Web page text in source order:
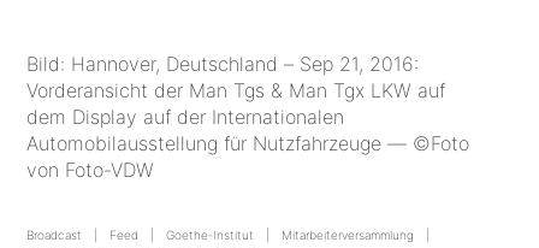
Bild: Hannover, Deutschland – Sep 21, 2016:
Vorderansicht der Man Tgs & Man Tgx LKW auf
dem Display auf der Internationalen
Automobilausstellung für Nutzfahrzeuge — ©Foto
von Foto-VDW
Broadcast Feed Goethe-Institut
Mitarbeiterversammlung